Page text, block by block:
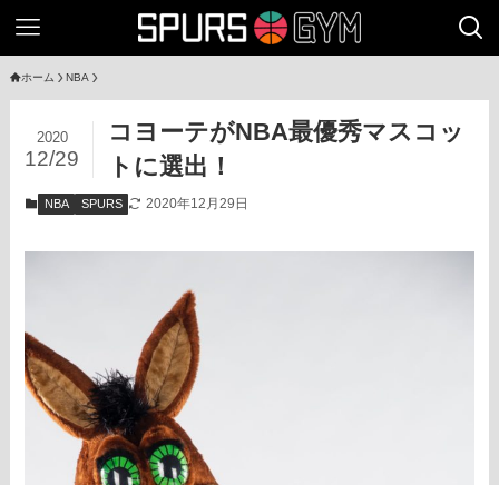
ホーム NBA
コヨーテがNBA最優秀マスコッ
トに選出！
2020
12/29
NBA SPURS 2020年12月29日